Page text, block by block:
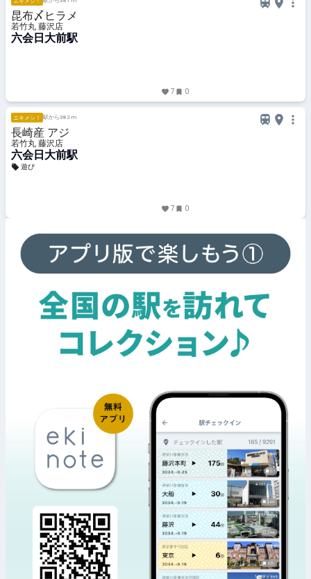
昆布〆ヒラメ
若竹丸 藤沢店
六会日大前駅
7 0
エキメシ！ 駅から382 m
長崎産 アジ
若竹丸 藤沢店
六会日大前駅
遊び
7 0